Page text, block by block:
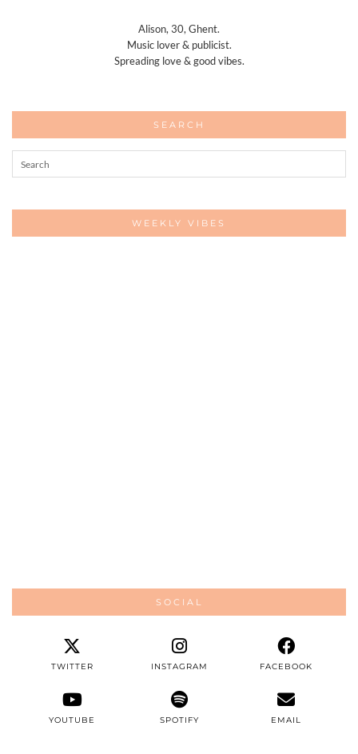
Alison, 30, Ghent.
Music lover & publicist.
Spreading love & good vibes.
SEARCH
WEEKLY VIBES
SOCIAL
TWITTER INSTAGRAM FACEBOOK
YOUTUBE SPOTIFY EMAIL